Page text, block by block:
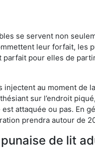
se servent non
leur forfait,
parfait pour elles de
au moment de
sur l’endroit
attaquée ou pas. En
prendra autour de
de lit